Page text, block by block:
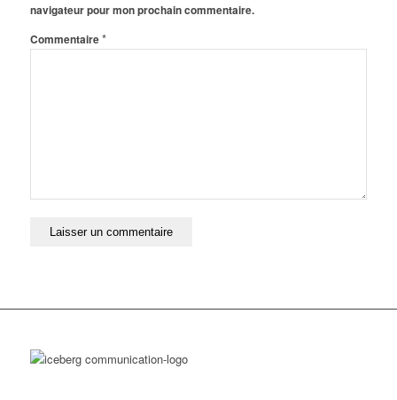
navigateur pour mon prochain commentaire.
Commentaire*